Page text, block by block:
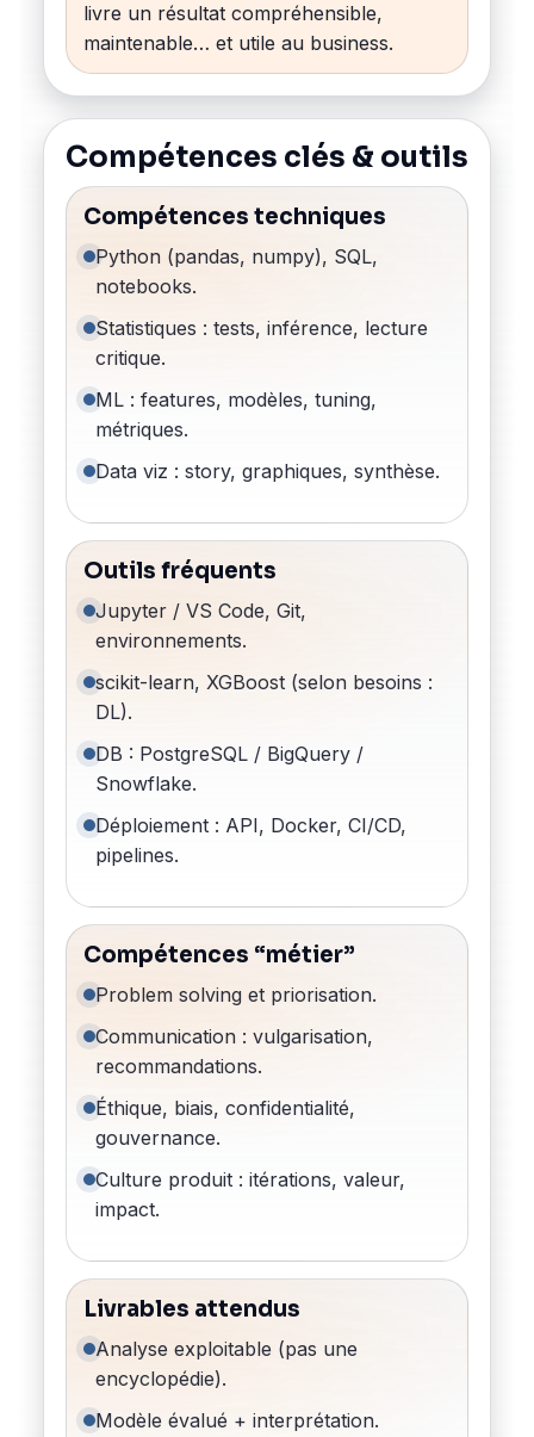
livre un résultat compréhensible,
maintenable… et utile au business.
Compétences clés & outils
Compétences techniques
Python (pandas, numpy), SQL,
notebooks.
Statistiques : tests, inférence, lecture
critique.
ML : features, modèles, tuning,
métriques.
Data viz : story, graphiques, synthèse.
Outils fréquents
Jupyter / VS Code, Git,
environnements.
scikit-learn, XGBoost (selon besoins :
DL).
DB : PostgreSQL / BigQuery /
Snowflake.
Déploiement : API, Docker, CI/CD,
pipelines.
Compétences “métier”
Problem solving et priorisation.
Communication : vulgarisation,
recommandations.
Éthique, biais, confidentialité,
gouvernance.
Culture produit : itérations, valeur,
impact.
Livrables attendus
Analyse exploitable (pas une
encyclopédie).
Modèle évalué + interprétation.